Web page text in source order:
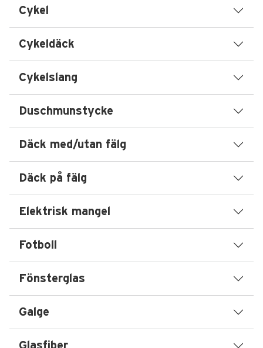
Cykel
Cykeldäck
Cykelslang
Duschmunstycke
Däck med/utan fälg
Däck på fälg
Elektrisk mangel
Fotboll
Fönsterglas
Galge
Glasfiber